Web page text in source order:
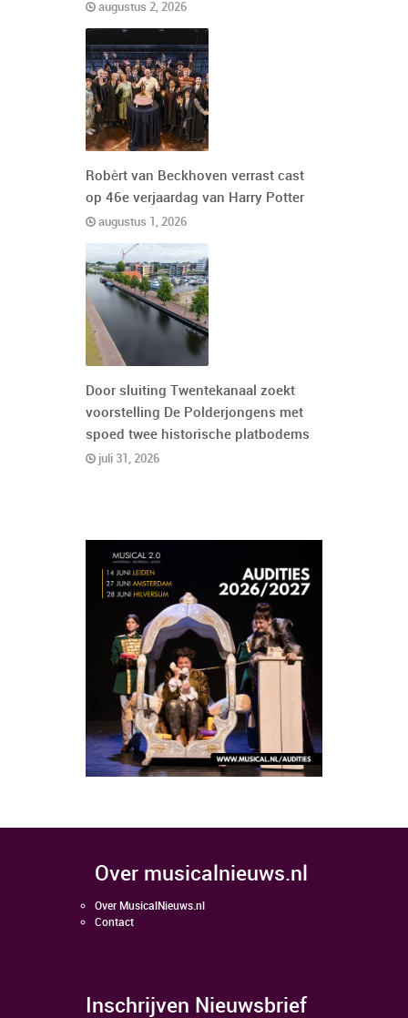
augustus 2, 2026
Robèrt van Beckhoven verrast cast
op 46e verjaardag van Harry Potter
augustus 1, 2026
Door sluiting Twentekanaal zoekt
voorstelling De Polderjongens met
spoed twee historische platbodems
juli 31, 2026
over musicalnieuws.nl
Over MusicalNieuws.nl
Contact
Inschrijven Nieuwsbrief